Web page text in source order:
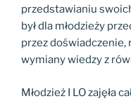
przedstawianiu
był dla młodzieży
przez
wymiany wiedzy z
Młodzież I LO zajęła